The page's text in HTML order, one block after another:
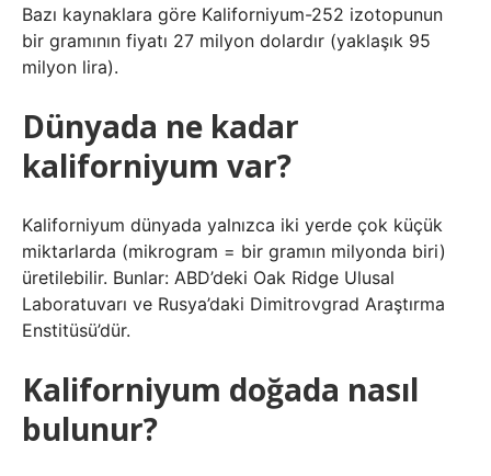
Bazı kaynaklara göre Kaliforniyum-252 izotopunun
bir gramının fiyatı 27 milyon dolardır (yaklaşık 95
milyon lira).
Dünyada ne kadar
kaliforniyum var?
Kaliforniyum dünyada yalnızca iki yerde çok küçük
miktarlarda (mikrogram = bir gramın milyonda biri)
üretilebilir. Bunlar: ABD’deki Oak Ridge Ulusal
Laboratuvarı ve Rusya’daki Dimitrovgrad Araştırma
Enstitüsü’dür.
Kaliforniyum doğada nasıl
bulunur?